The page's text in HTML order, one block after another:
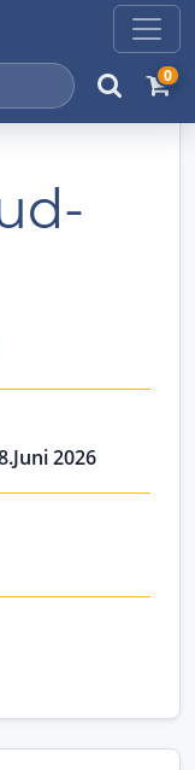
0
2026